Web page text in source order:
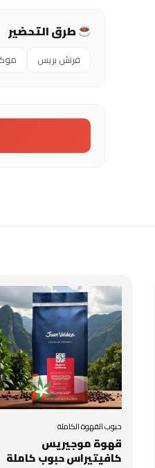
طرق التحضير
فرنش بريس
حبوب القهوة الكاملة
قهوة موجيريس
كافيتيراس حبوب كاملة